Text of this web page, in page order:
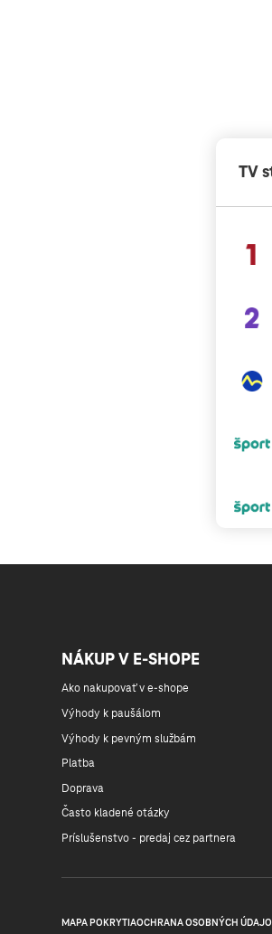
TV
NÁKUP V E-SHOPE
Ako nakupovať v e-shope
Výhody k paušálom
Výhody k pevným službám
Platba
Doprava
Často kladené otázky
Príslušenstvo - predaj cez partnera
MAPA POKRYTIAOCHRANA OSOBNÝCH